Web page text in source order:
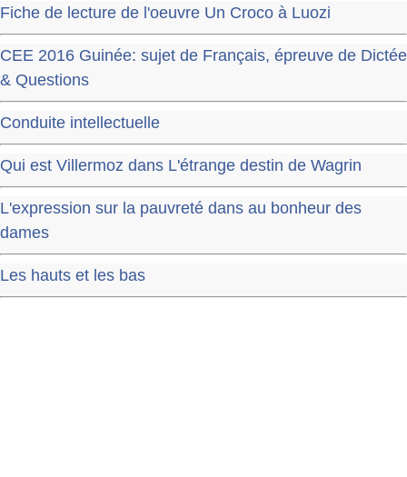
Fiche de lecture de l'oeuvre Un Croco à Luozi
CEE 2016 Guinée: sujet de Français, épreuve de Dictée
& Questions
Conduite intellectuelle
Qui est Villermoz dans L'étrange destin de Wagrin
L'expression sur la pauvreté dans au bonheur des
dames
Les hauts et les bas